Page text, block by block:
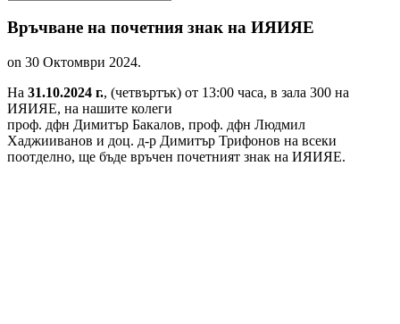
Връчване на почетния знак на ИЯИЯЕ
on 30 Октомври 2024.
На 31.10.2024 г., (четвъртък) от 13:00 часа, в зала 300 на
ИЯИЯЕ, на нашите колеги
проф. дфн Димитър Бакалов, проф. дфн Людмил
Хаджииванов и доц. д-р Димитър Трифонов на всеки
поотделно, ще бъде връчен почетният знак на ИЯИЯЕ.